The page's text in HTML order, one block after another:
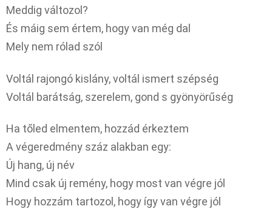
Meddig változol?
És máig sem értem, hogy van még dal
Mely nem rólad szól
Voltál rajongó kislány, voltál ismert szépség
Voltál barátság, szerelem, gond s gyönyörűség
Ha tőled elmentem, hozzád érkeztem
A végeredmény száz alakban egy:
Új hang, új név
Mind csak új remény, hogy most van végre jól
Hogy hozzám tartozol, hogy így van végre jól